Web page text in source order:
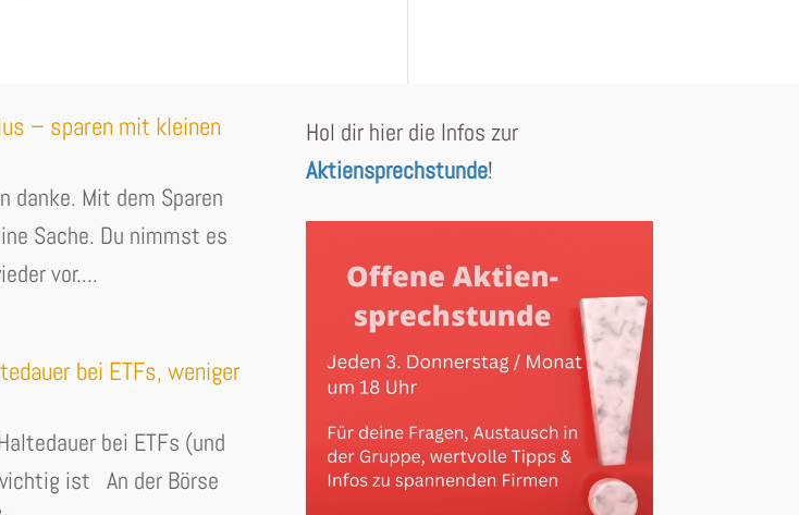
– sparen mit kleinen
danke. Mit dem Sparen
Sache. Du nimmst es
vor....
bei ETFs, weniger
bei ETFs (und
ist An der Börse
Hol dir hier die Infos zur
Aktiensprechstunde!